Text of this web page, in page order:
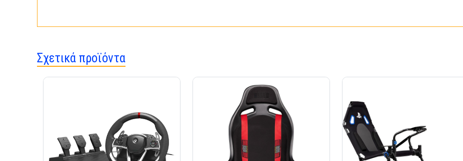
Σχετικά προϊόντα